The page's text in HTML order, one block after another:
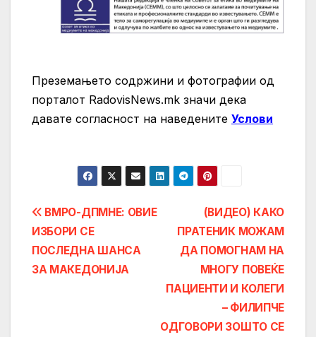
Преземањето содржини и фотографии од
порталот RadovisNews.mk значи дека
давате согласност на нaведените Услови
Post
navigation
(ВИДЕО) КАКО
ПРАТЕНИК МОЖАМ
ДА ПОМОГНАМ НА
МНОГУ ПОВЕЌЕ
ПАЦИЕНТИ И КОЛЕГИ
– ФИЛИПЧЕ
ОДГОВОРИ ЗОШТО СЕ
ВМРО-ДПМНЕ: ОВИЕ
ИЗБОРИ СЕ
ПОСЛЕДНА ШАНСА
ЗА МАКЕДОНИЈА